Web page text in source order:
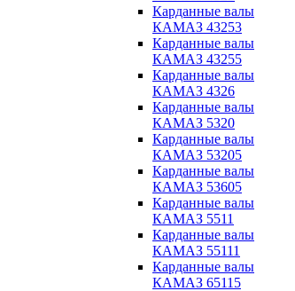
Карданные валы
КАМАЗ 43253
Карданные валы
КАМАЗ 43255
Карданные валы
КАМАЗ 4326
Карданные валы
КАМАЗ 5320
Карданные валы
КАМАЗ 53205
Карданные валы
КАМАЗ 53605
Карданные валы
КАМАЗ 5511
Карданные валы
КАМАЗ 55111
Карданные валы
КАМАЗ 65115